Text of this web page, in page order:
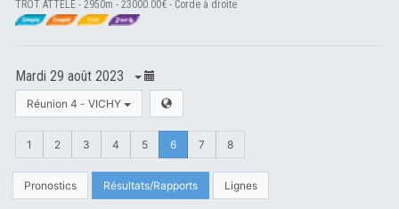
TROT ATTELE - 2950m - 23000.00€ - Corde à droite
Mardi 29 août 2023
Réunion 4 - VICHY
1 2 3 4 5 6 7 8
Pronostics Résultats/Rapports Lignes